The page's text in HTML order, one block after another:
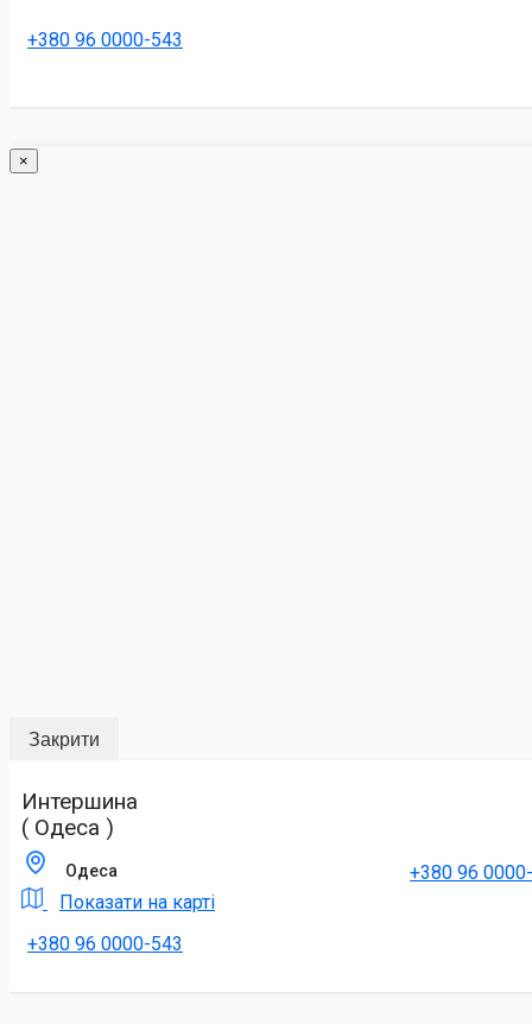
+380 96 0000-543
×
Закрити
Интершина
( Одеса )
Одеса
Показати на карті
+380 96 0000-543
+380 96